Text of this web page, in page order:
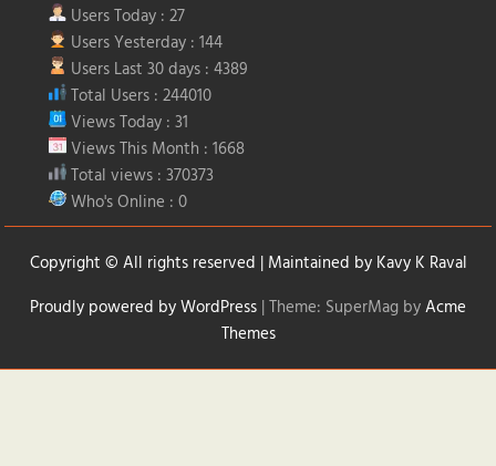
Users Today : 27
Users Yesterday : 144
Users Last 30 days : 4389
Total Users : 244010
Views Today : 31
Views This Month : 1668
Total views : 370373
Who's Online : 0
Copyright © All rights reserved | Maintained by Kavy K Raval
Proudly powered by WordPress |Theme: SuperMag byAcme
Themes